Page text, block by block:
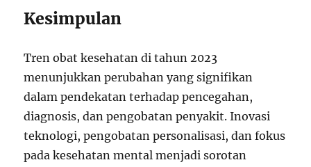
Kesimpulan
Tren obat kesehatan di tahun 2023
menunjukkan perubahan yang signifikan
dalam pendekatan terhadap pencegahan,
diagnosis, dan pengobatan penyakit. Inovasi
teknologi, pengobatan personalisasi, dan fokus
pada kesehatan mental menjadi sorotan